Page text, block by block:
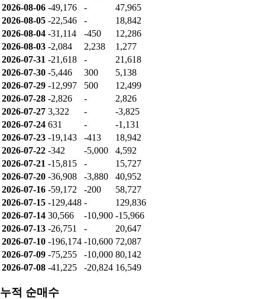
2026-08-06 -49,176 -
47,965
2026-08-05 -22,546 -
18,842
2026-08-04 -31,114 -450
12,286
2026-08-03 -2,084 2,238
1,277
2026-07-31 -21,618 -
21,618
2026-07-30 -5,446 300
5,138
2026-07-29 -12,997 500
12,499
2026-07-28 -2,826 -
2,826
2026-07-27 3,322 -
-3,825
2026-07-24 631 -
-1,131
2026-07-23 -19,143 -413
18,942
2026-07-22 -342 -5,000
4,592
2026-07-21 -15,815 -
15,727
2026-07-20 -36,908 -3,880
40,952
2026-07-16 -59,172 -200
58,727
2026-07-15 -129,448 -
129,836
2026-07-14 30,566 -10,900 -15,966
2026-07-13 -26,751 -
20,647
2026-07-10 -196,174 -10,600 72,087
2026-07-09 -75,255 -10,000 80,142
2026-07-08 -41,225 -20,824 16,549
누적 순매수